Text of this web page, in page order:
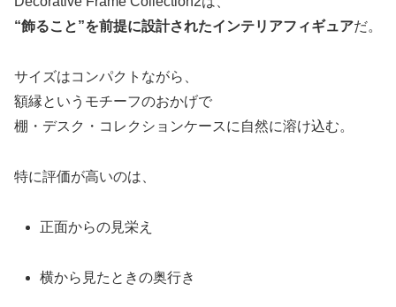
“飾ること”を前提に設計されたインテリアフィギュアだ。
サイズはコンパクトながら、
額縁というモチーフのおかげで
棚・デスク・コレクションケースに自然に溶け込む。
特に評価が高いのは、
正面からの見栄え
横から見たときの奥行き